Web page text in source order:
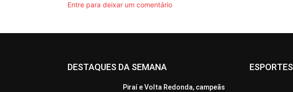
Entre para deixar um comentário
DESTAQUES DA SEMANA
Piraí e Volta Redonda, campeãs
ESPORTES